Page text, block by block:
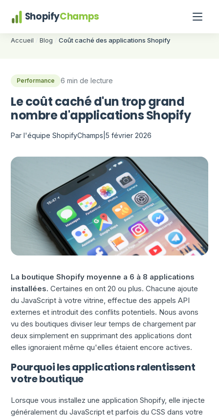
ShopifyChamps
Accueil Blog Coût caché des applications Shopify
Performance 6 min de lecture
Le coût caché d'un trop grand
nombre d'applications Shopify
Par l'équipe ShopifyChamps |5 février 2026
La boutique Shopify moyenne a 6 à 8 applications
installées. Certaines en ont 20 ou plus. Chacune ajoute
du JavaScript à votre vitrine, effectue des appels API
externes et introduit des conflits potentiels. Nous avons
vu des boutiques diviser leur temps de chargement par
deux simplement en supprimant des applications dont
elles ignoraient même qu'elles étaient encore actives.
Pourquoi les applications ralentissent
votre boutique
Lorsque vous installez une application Shopify, elle injecte
généralement du JavaScript et parfois du CSS dans votre